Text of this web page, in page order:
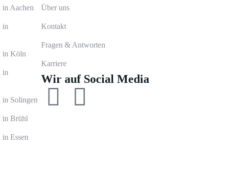
Aachen
in
in Köln
in
Solingen
in Brühl
Essen
Über uns
Kontakt
Fragen & Antworten
Karriere
Wir auf Social Media